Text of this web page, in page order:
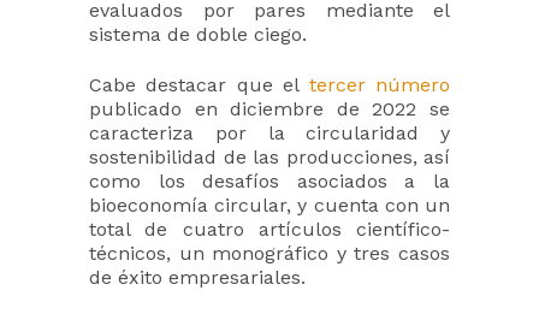
evaluados por pares mediante el
sistema de doble ciego.
Cabe destacar que el tercer número
publicado en diciembre de 2022 se
caracteriza por la circularidad y
sostenibilidad de las producciones, así
como los desafíos asociados a la
bioeconomía circular, y cuenta con un
total de cuatro artículos científico-
técnicos, un monográfico y tres casos
de éxito empresariales.